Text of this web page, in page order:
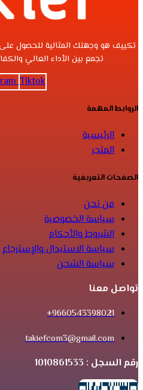
تكييف هو وجهتك المثالية للحصول
تجمع بين الأداء العالي
Tiktok
الروابط المهمة
الرئيسية
المتجر
الصفحات التعريفية
من نحن
سياسة الخصوصية
الشروط والأحكام
سياسة الاستبدال والإسترجاع
سياسة الشحن
تواصل معنا
9660543398021+
takiefcom3@gmail.com
رقم السجل : 1010861533